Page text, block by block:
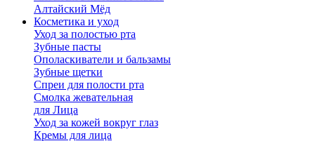
Алтайский Мёд
Косметика и уход
Уход за полостью рта
Зубные пасты
Ополаскиватели и бальзамы
Зубные щетки
Спреи для полости рта
Смолка жевательная
для Лица
Уход за кожей вокруг глаз
Кремы для лица